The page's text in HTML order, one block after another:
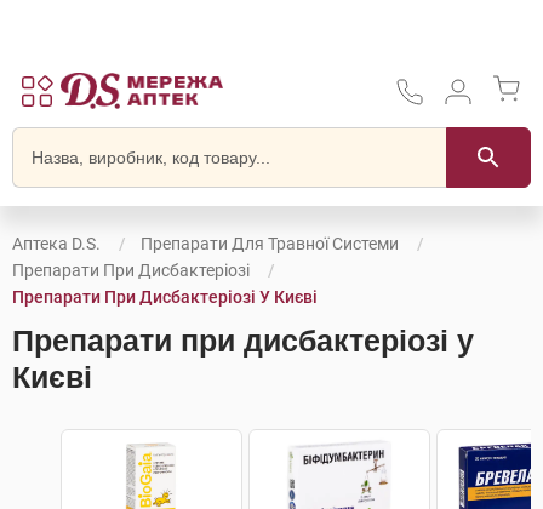
Аптека D.S.
Препарати Для Травної Системи
Препарати При Дисбактеріозі
Препарати При Дисбактеріозі У Києві
Препарати при дисбактеріозі у
Києві